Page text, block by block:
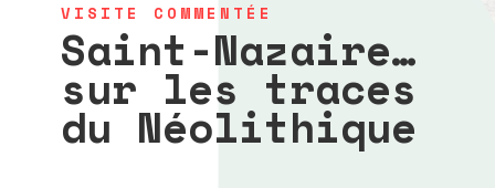
VISITE COMMENTÉE
Saint-Nazaire…
sur les traces
du Néolithique